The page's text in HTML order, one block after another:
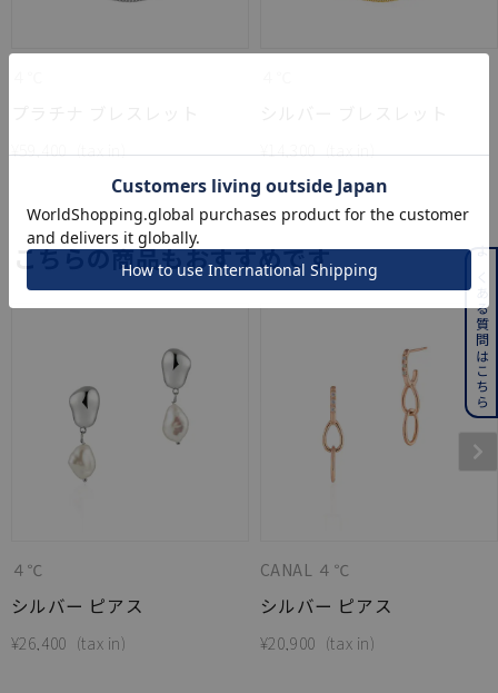
¥59,400 ¥14,300
こちらの商品もおすすめです
４℃
シルバー ピアス
¥26,400
CANAL ４℃
シルバー ピアス
¥20,900
よくある質問はこちら